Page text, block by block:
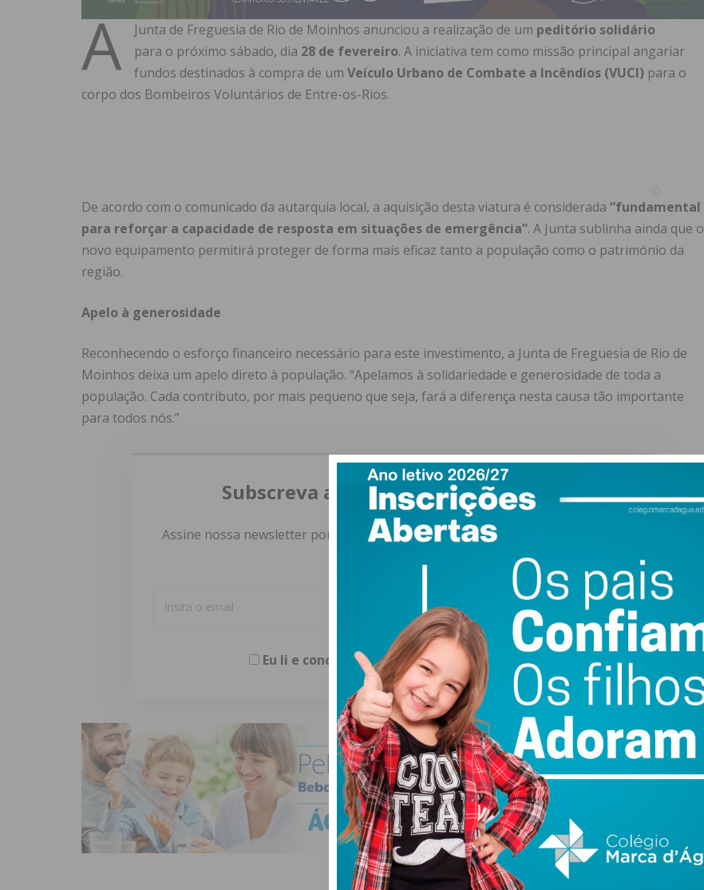
A Junta de Freguesia de Rio de Moinhos anunciou a realização de um peditório solidário
para o próximo sábado, dia 28 de fevereiro. A iniciativa tem como missão principal angariar
fundos destinados à compra de um Veículo Urbano de Combate a Incêndios (VUCI) para o
corpo dos Bombeiros Voluntários de Entre-os-Rios.
De acordo com o comunicado da autarquia local, a aquisição desta viatura é considerada “fundamental
para reforçar a capacidade de resposta em situações de emergência”. A Junta sublinha ainda que o
novo equipamento permitirá proteger de forma mais eficaz tanto a população como o património da
região.
Apelo à generosidade
Reconhecendo o esforço financeiro necessário para este investimento, a Junta de Freguesia de Rio de
Moinhos deixa um apelo direto à população. “Apelamos à solidariedade e generosidade de toda a
população. Cada contributo, por mais pequeno que seja, fará a diferença nesta causa tão importante
para todos nós.”
Subscreva a newsletter do Imediato
Assine nossa newsletter por e-mail e obtenha de forma regular a informação
Eu li e concordo com ostermos e condições